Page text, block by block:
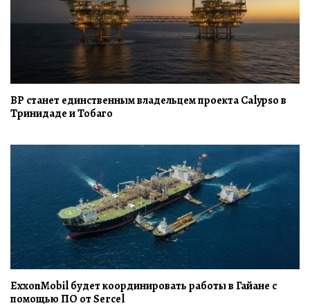
BP станет единственным владельцем проекта Calypso в
Тринидаде и Тобаго
ExxonMobil будет координировать работы в Гайане с
помощью ПО от Sercel